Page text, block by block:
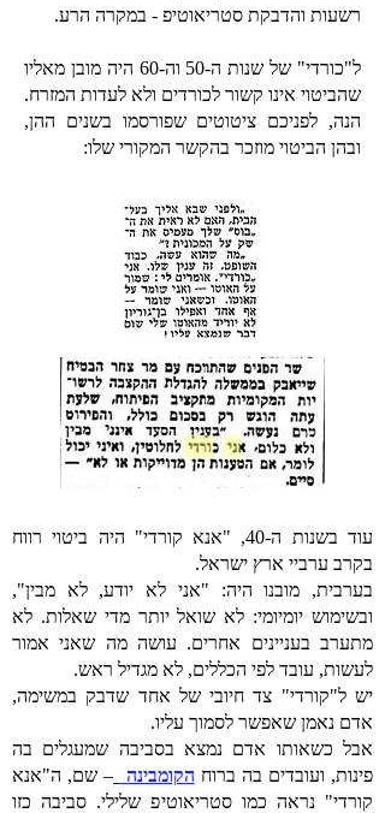
רשעות והדבקת סטריאוטיפ - במקרה הרע.
ל"כורדי" של שנות ה-50 וה-60 היה מובן מאליו
שהביטוי אינו קשור לכורדים ולא לעדות המזרח.
הנה, לפניכם ציטוטים שפורסמו בשנים ההן,
ובהן הביטוי מוזכר בהקשר המקורי שלו:
עוד בשנות ה-40, "אנא קורדי" היה ביטוי רווח
בקרב ערביי ארץ ישראל.
בערבית, מובנו היה: "אני לא יודע, לא מבין",
ובשימוש יומיומי: לא שואל יותר מדי שאלות. לא
מתערב בעניינים אחרים. עושה מה שאני אמור
לעשות, עובד לפי הכללים, לא מגדיל ראש.
יש ל"קורדי" צד חיובי של אחד שדבק במשימה,
אדם נאמן שאפשר לסמוך עליו.
אבל כשאותו אדם נמצא בסביבה שמעגלים בה
פינות, ועובדים בה ברוח הקומבינה
– שם, ה"אנא
קורדי" נראה כמו סטריאוטיפ שלילי. סביבה כזו